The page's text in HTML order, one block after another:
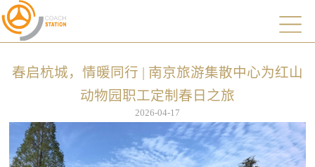
春启杭城，情暖同行 | 南京旅游集散中心为红山
动物园职工定制春日之旅
2026-04-17